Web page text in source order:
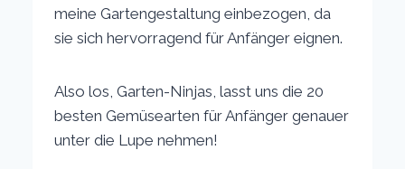
meine Gartengestaltung einbezogen, da
sie sich hervorragend für Anfänger eignen.
Also los, Garten-Ninjas, lasst uns die 20
besten Gemüsearten für Anfänger genauer
unter die Lupe nehmen!